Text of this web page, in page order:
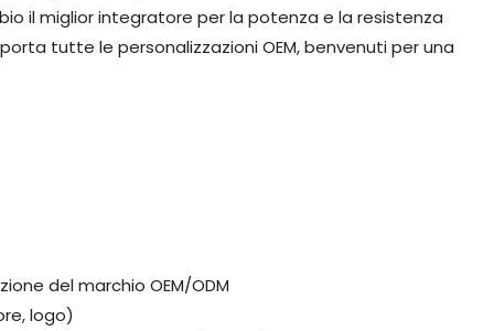
il miglior integratore per la potenza e la resistenza
tutte le personalizzazioni OEM, benvenuti per una
del marchio OEM/ODM
logo)